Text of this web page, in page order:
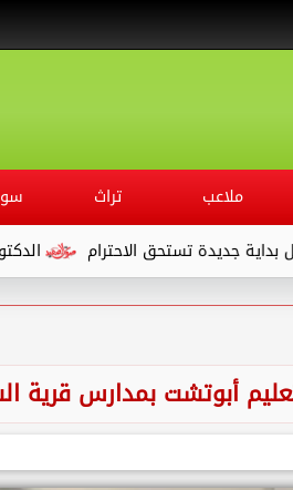
ملاعب تراث
الدكتورة نهى تستحق الاحترام
أبوتشت بمدارس قرية